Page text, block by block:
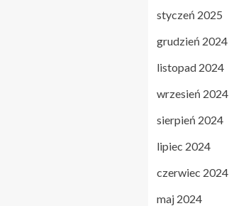
styczeń 2025
grudzień 2024
listopad 2024
wrzesień 2024
sierpień 2024
lipiec 2024
czerwiec 2024
maj 2024